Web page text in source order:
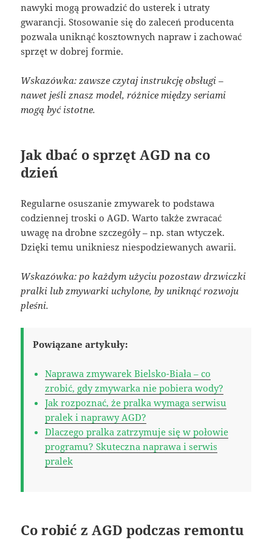
nawyki mogą prowadzić do usterek i utraty
gwarancji. Stosowanie się do zaleceń producenta
pozwala uniknąć kosztownych napraw i zachować
sprzęt w dobrej formie.
Wskazówka: zawsze czytaj instrukcję obsługi –
nawet jeśli znasz model, różnice między seriami
mogą być istotne.
Jak dbać o sprzęt AGD na co
dzień
Regularne osuszanie zmywarek to podstawa
codziennej troski o AGD. Warto także zwracać
uwagę na drobne szczegóły – np. stan wtyczek.
Dzięki temu unikniesz niespodziewanych awarii.
Wskazówka: po każdym użyciu pozostaw drzwiczki
pralki lub zmywarki uchylone, by uniknąć rozwoju
pleśni.
Powiązane artykuły:
Naprawa zmywarek Bielsko-Biała – co
zrobić, gdy zmywarka nie pobiera wody?
Jak rozpoznać, że pralka wymaga serwisu
pralek i naprawy AGD?
Dlaczego pralka zatrzymuje się w połowie
programu? Skuteczna naprawa i serwis
pralek
Co robić z AGD podczas remontu